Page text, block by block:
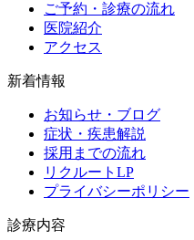
ご予約・診療の流れ
医院紹介
アクセス
新着情報
お知らせ・ブログ
症状・疾患解説
採用までの流れ
リクルートLP
プライバシーポリシー
診療内容